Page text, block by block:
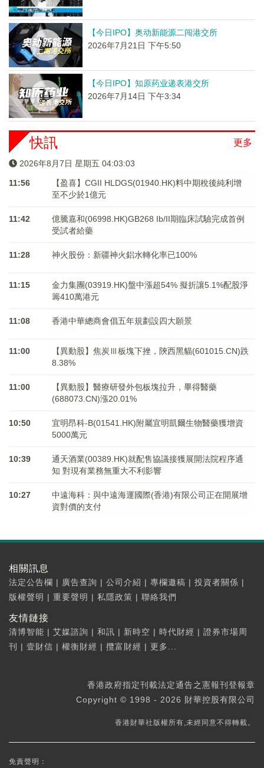
【今日IPO】奥动新能源二闯港交所
2026年7月21日 下午5:50
【今日IPO】知原药业递表港交所
2026年7月14日 下午3:34
更多
快訊
2026年8月7日 星期五 04:03:03
11:56
【盈喜】CGII HLDGS(01940.HK)料中期稅後純利增
至不少於1億元
11:42
億騰嘉和(06998.HK)GB268 Ib/II期臨床試驗完成首例
受試者給藥
11:28 神火股份：新疆神火鋁水轉化率已100%
11:15
金力集團(03919.HK)盤中漲超54% 擬折讓5.1%配股淨
籌410萬港元
11:08 香港中華總商會倡五年規劃設四大願景
11:00
【異動股】焦炭Ⅲ板塊下挫，陝西黑貓(601015.CN)跌
8.38%
11:00
【異動股】醫療研發外包板塊拉升，畢得醫藥
(688073.CN)漲20.01%
10:50
宜明昂科-B(01541.HK)附屬宜明凱爾生物醫藥獲增資
5000萬元
10:39
通天酒業(00389.HK)就配售協議接獲展開法院程序通
知 對現有業務無重大不利影響
10:27
中遠海科：與中遠海運國際(香港)有限公司正在開展增
資對價的支付
相關訊息
法定公告欄 | 廣告查詢 | 公司介紹 | 專欄邀稿 | 投資者關係 |
版權聲明 | 重要聲明 | 私隱政策 | 聯絡我們
友情鏈接
清博智能 | 艾媒諮詢 | 和訊 | 新時空 | 時代財經 | 證券市場周
刊
| 壹財信 | 權衡財經 | 攬富財經 | 更多...
香港政府指定刊載法定通告之憲報刊登報章
Copyright © 1998 - 2026 財華控股有限公司
香港財華社版權所有,未經同意不得轉載。
免責聲明：